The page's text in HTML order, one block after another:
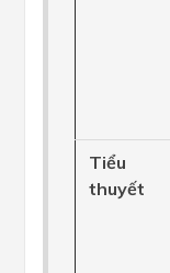
Tiểu
thuyết